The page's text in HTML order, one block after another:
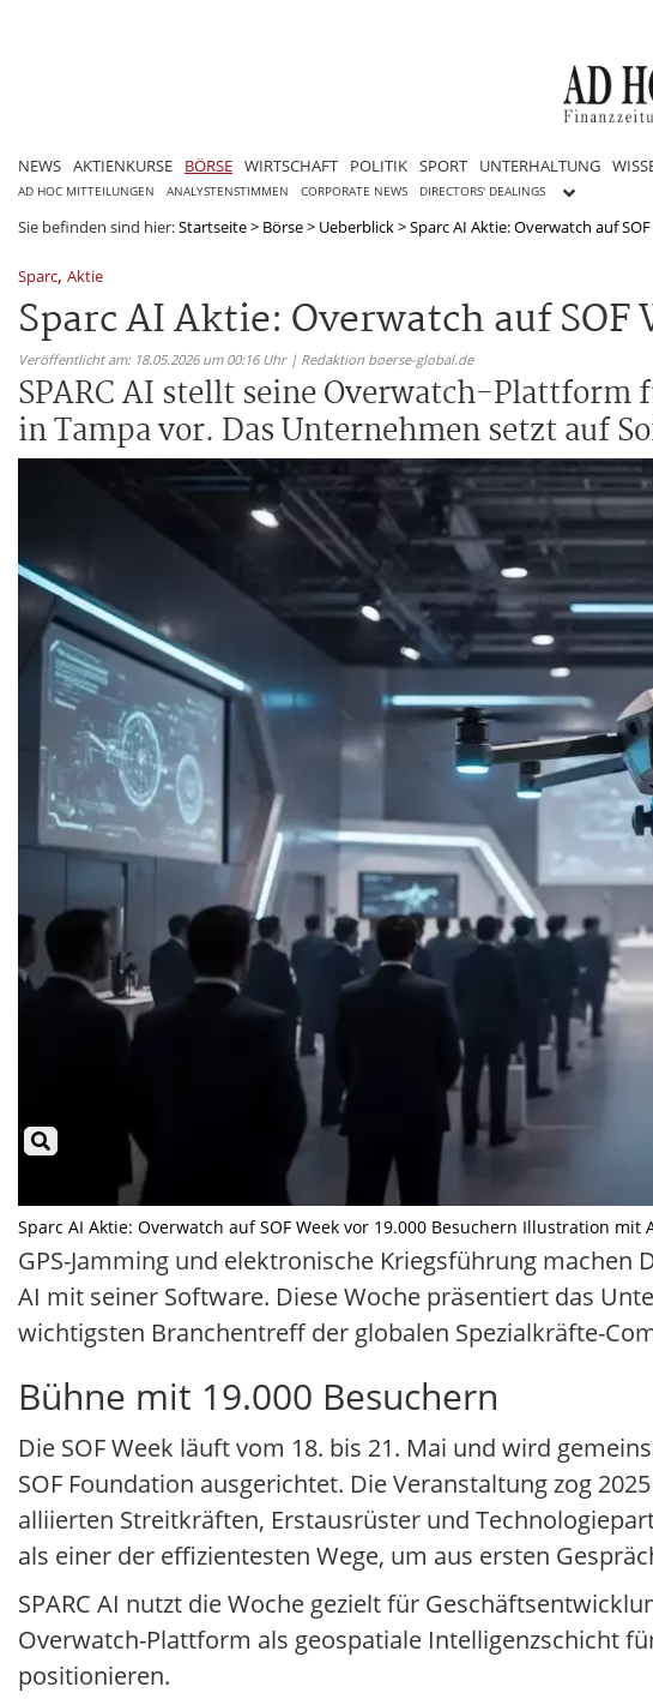
NEWS AKTIENKURSE BÖRSE WIRTSCHAFT POLITIK SPORT UNTERHALTUNG
AD HOC MITTEILUNGEN ANALYSTENSTIMMEN CORPORATE NEWS DIRECTORS' DEALINGS
Sie befinden sind hier:Startseite> Börse> Ueberblick>Sparc AI Aktie: Overwatch auf
Sparc, Aktie
Sparc AI Aktie: Overwatch auf
Veröffentlicht am: 18.05.2026 um 00:16 Uhr | Redaktion boerse-global.de
SPARC AI stellt seine Overwatch-Plattform
in Tampa vor. Das Unternehmen setzt auf
Sparc AI Aktie: Overwatch auf SOF Week vor 19.000 Besuchern Illustration
GPS-Jamming und elektronische Kriegsführung
AI mit seiner Software. Diese Woche präsentiert das
wichtigsten Branchentreff der globalen Spezialkräfte-
Bühne mit 19.000 Besuchern
Die SOF Week läuft vom 18. bis 21. Mai und wird
SOF Foundation ausgerichtet. Die Veranstaltung zog
alliierten Streitkräften, Erstausrüster und
als einer der effizientesten Wege, um aus ersten
SPARC AI nutzt die Woche gezielt für
Overwatch-Plattform als geospatiale Intelligenzschicht
positionieren.